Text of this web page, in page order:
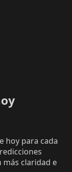
hoy para cada
claridad e